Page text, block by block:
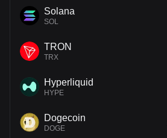
Solana
SOL
TRON
TRX
Hyperliquid
HYPE
Dogecoin
DOGE